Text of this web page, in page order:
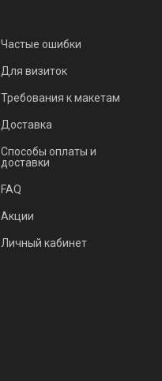
Частые ошибки
Для визиток
Требования к макетам
Доставка
Способы оплаты и
доставки
FAQ
Акции
Личный кабинет